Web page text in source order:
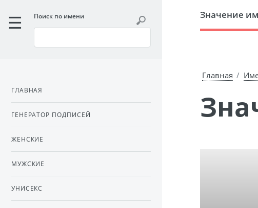
Значение
Главная
Поиск по имени
ГЛАВНАЯ
ГЕНЕРАТОР ПОДПИСЕЙ
ЖЕНСКИЕ
МУЖСКИЕ
УНИСЕКС